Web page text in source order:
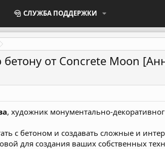
СЛУЖБА ПОДДЕРЖКИ
от Concrete Moon
, художник монументально-
с бетоном и создавать сложные и
для создания ваших собственных